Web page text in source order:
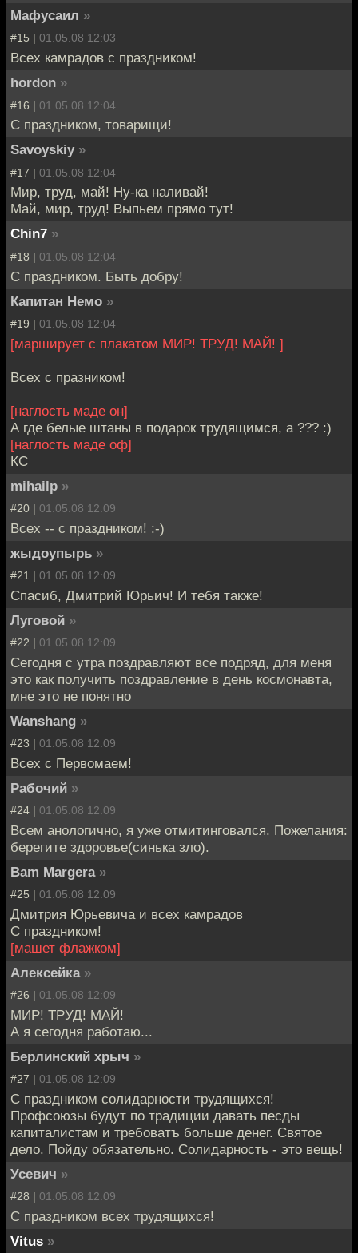
Мафусаил »
#15 | 01.05.08 12:03
Всех камрадов с праздником!
hordon »
#16 | 01.05.08 12:04
С праздником, товарищи!
Savoyskiy »
#17 | 01.05.08 12:04
Мир, труд, май! Ну-ка наливай!
Май, мир, труд! Выпьем прямо тут!
Chin7 »
#18 | 01.05.08 12:04
C праздником. Быть добру!
Капитан Немо »
#19 | 01.05.08 12:04
[марширует с плакатом МИР! ТРУД! МАЙ! ]
Всех с празником!
[наглость маде он]
А где белые штаны в подарок трудящимся, а ??? :)
[наглость маде оф]
КС
mihailp »
#20 | 01.05.08 12:09
Всех -- с праздником! :-)
жыдоупырь »
#21 | 01.05.08 12:09
Спасиб, Дмитрий Юрьич! И тебя также!
Луговой »
#22 | 01.05.08 12:09
Сегодня с утра поздравляют все подряд, для меня
это как получить поздравление в день космонавта,
мне это не понятно
Wanshang »
#23 | 01.05.08 12:09
Всех с Первомаем!
Рабочий »
#24 | 01.05.08 12:09
Всем анологично, я уже отмитинговался. Пожелания:
берегите здоровье(синька зло).
Bam Margera »
#25 | 01.05.08 12:09
Дмитрия Юрьевича и всех камрадов
С праздником!
[машет флажком]
Алексейка »
#26 | 01.05.08 12:09
МИР! ТРУД! МАЙ!
А я сегодня работаю...
Берлинский хрыч »
#27 | 01.05.08 12:09
С праздником солидарности трудящихся!
Профсоюзы будут по традиции давать песды
капиталистам и требоватъ больше денег. Святое
дело. Пойду обязательно. Солидарность - это вещь!
Усевич »
#28 | 01.05.08 12:09
C праздником всех трудящихся!
Vitus »